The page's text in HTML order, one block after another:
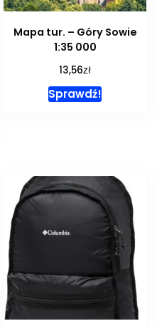
Mapa tur. – Góry Sowie
1:35 000
13,56zł
Sprawdź!